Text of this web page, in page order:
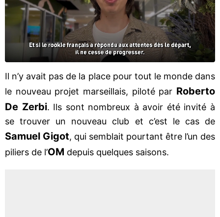
Il n’y avait pas de la place pour tout le monde dans
le nouveau projet marseillais, piloté par Roberto
De Zerbi. Ils sont nombreux à avoir été invité à
se trouver un nouveau club et c’est le cas de
Samuel Gigot, qui semblait pourtant être l’un des
piliers de l’OM depuis quelques saisons.